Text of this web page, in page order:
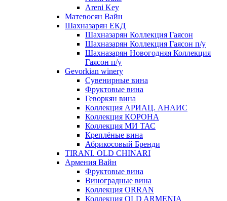
Areni Key
Матевосян Вайн
Шахназарян ЕКД
Шахназарян Коллекция Гаясон
Шахназарян Коллекция Гаясон п/у
Шахназарян Новогодняя Коллекция
Гаясон п/у
Gevorkian winery
Сувенирные вина
Фруктовые вина
Геворкян вина
Коллекция АРИАЦ. АНАИС
Коллекция КОРОНА
Коллекция МИ ТАС
Креплёные вина
Абрикосовый Бренди
TIRANI. OLD CHINARI
Армения Вайн
Фруктовые вина
Виноградные вина
Коллекция ORRAN
Коллекция OLD ARMENIA